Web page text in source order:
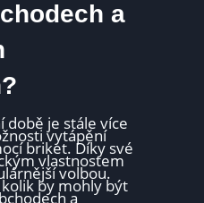
a
době je stále více
vytápění
briket. Díky své
vlastnostem
volbou.
by mohly být
a